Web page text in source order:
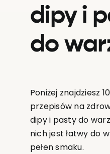
dipy i
do
Poniżej znajdziesz
przepisów na
dipy i pasty do
nich jest łatwy do
pełen smaku.